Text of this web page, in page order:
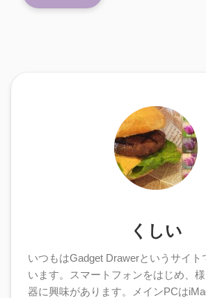
くしい
いつもはGadget Drawerというサイト
います。スマートフォンをはじめ、
器に興味があります。メインPCは